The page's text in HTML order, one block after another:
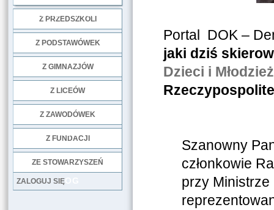
Z PRZEDSZKOLI
Z PODSTAWÓWEK
Z GIMNAZJÓW
Z LICEÓW
Z ZAWODÓWEK
Z FUNDACJI
ZE STOWARZYSZEŃ
LOG
ZALOGUJ SIĘ
Portal DOK –
jaki dziś
Dzieci i
Szanowny
członkowie
przy Ministrze